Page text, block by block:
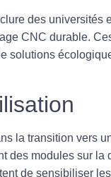
des universités
CNC durable.
solutions
la transition vers
des modules sur
de sensibiliser